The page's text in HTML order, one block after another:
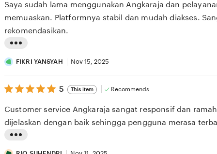
5
stars
i
s
t
n
g
Saya sudah lama menggunakan Angkaraja dan
memuaskan. Platformnya stabil dan mudah diakses.
rekomendasikan.
FIKRI YANSYAH Nov 15, 2025
5
out
5
stars
5 This item Recommends
Customer service Angkaraja sangat responsif dan
dijelaskan dengan baik sehingga pengguna merasa